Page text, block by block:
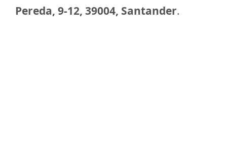
Pereda, 9-12, 39004, Santander.